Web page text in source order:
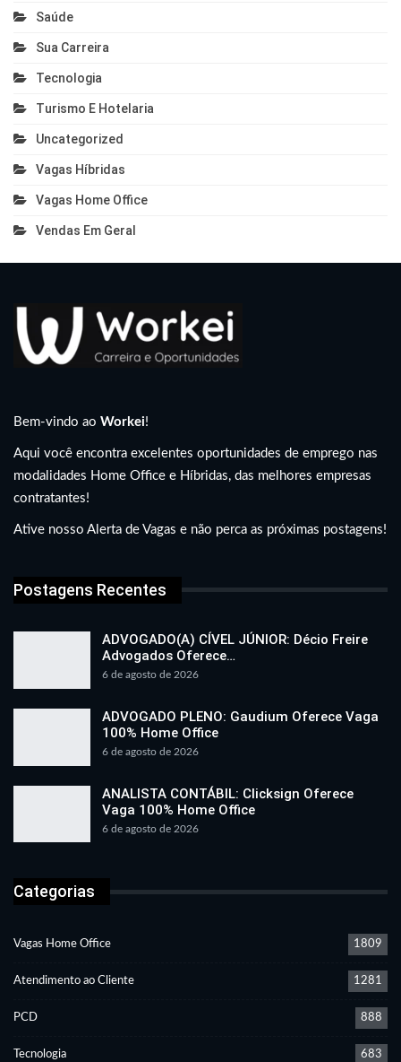
Saúde
Sua Carreira
Tecnologia
Turismo E Hotelaria
Uncategorized
Vagas Híbridas
Vagas Home Office
Vendas Em Geral
Bem-vindo ao Workei!
Aqui você encontra excelentes oportunidades de emprego nas
modalidades Home Office e Híbridas, das melhores empresas
contratantes!
Ative nosso Alerta de Vagas e não perca as próximas postagens!
Postagens Recentes
ADVOGADO(A) CÍVEL JÚNIOR: Décio Freire
Advogados Oferece…
6 de agosto de 2026
ADVOGADO PLENO: Gaudium Oferece Vaga
100% Home Office
6 de agosto de 2026
ANALISTA CONTÁBIL: Clicksign Oferece
Vaga 100% Home Office
6 de agosto de 2026
Categorias
Vagas Home Office 1809
Atendimento ao Cliente 1281
PCD 888
Tecnologia 683